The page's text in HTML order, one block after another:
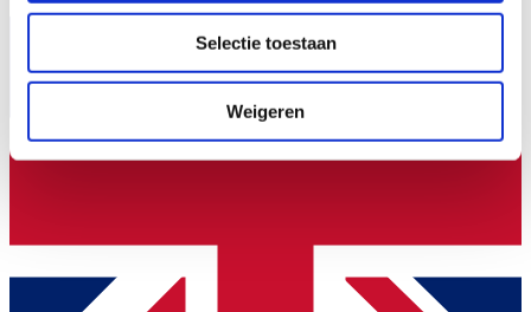
partners kunnen deze gegevens combineren met andere
informatie die u aan ze heeft verstrekt of die ze hebben
verzameld op basis van uw gebruik van hun services.
Selectie toestaan
Weigeren